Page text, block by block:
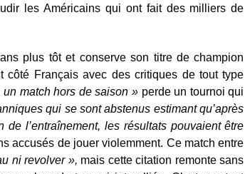
les Américains qui ont fait des milliers de
plus tôt et conserve son titre de champion
côté Français avec des critiques de tout type
match hors de saison » perde un tournoi qui
qui se sont abstenus estimant qu’après
l’entraînement, les résultats pouvaient être
accusés de jouer violemment. Ce match entre
ni revolver », mais cette citation remonte sans